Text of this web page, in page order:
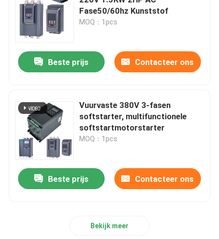
zonnepompomschakelaar
HMI-Touch screen
Servo-aandrijfmotor
Stepper motoraandrijving
De Eenheid van de omschakelaarsrem
Fase50/60hz Kunststof
MOQ：1pcs
Beste prijs Contacteer ons
Vuurvaste 380V 3-fasen
softstarter, multifunctionele
softstartmotorstarter
MOQ：1pcs
Beste prijs Contacteer ons
Bekijk meer